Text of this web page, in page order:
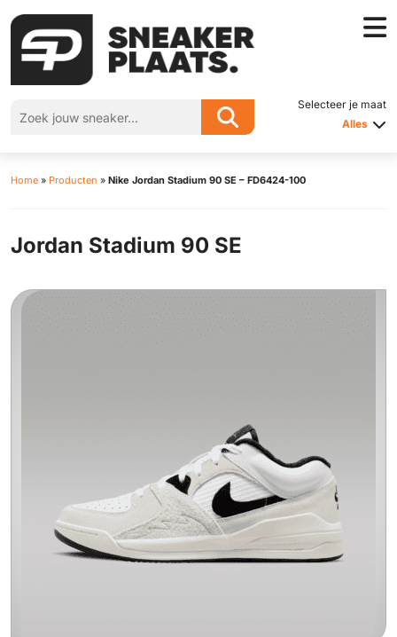
Selecteer je maat
Alles
Home » Producten » Nike Jordan Stadium 90 SE – FD6424-100
Jordan Stadium 90 SE